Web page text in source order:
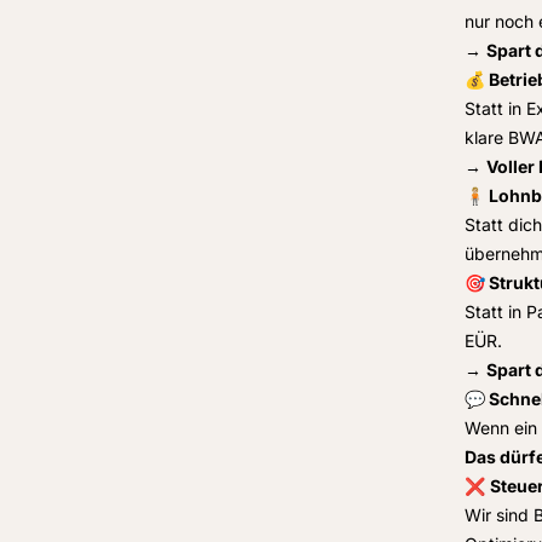
nur noch
→ Spart
💰
Statt in
klare
→ Voller
🧍🏼
Statt
🎯
Statt in
EÜR.
→ Spart
💬
Wenn
Das
❌
Wir sind